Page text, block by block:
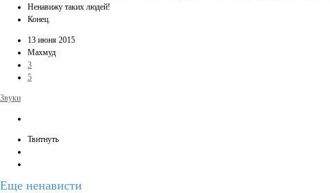
Ненавижу таких людей!
Конец.
13 июня 2015
Махмуд
3
5
Звуки
Твитнуть
Еще ненависти